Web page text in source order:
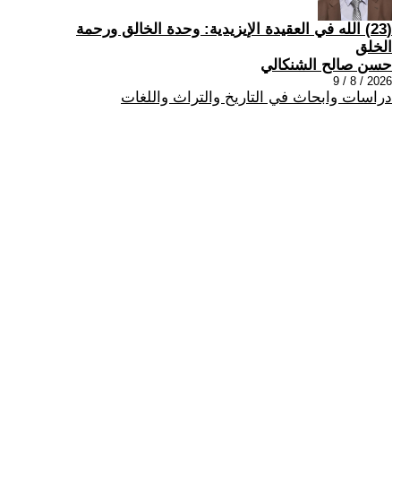
(23) الله في العقيدة الإيزيدية: وحدة الخالق ورحمة
الخلق
حسن صالح الشنكالي
2026 / 8 / 9
دراسات وابحاث في التاريخ والتراث واللغات